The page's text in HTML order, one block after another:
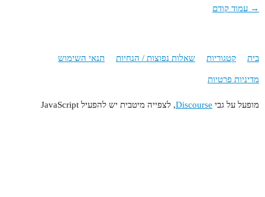
→ עמוד קודם
בית קטגוריות שאלות נפוצות / הנחיות תנאי השימוש
מדיניות פרטיות
מופעל על גבי Discourse, לצפייה מיטבית יש להפעיל JavaScript